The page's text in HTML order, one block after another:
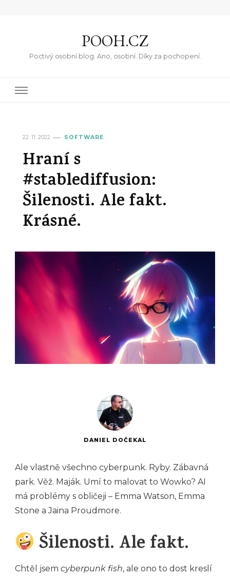
POOH.CZ
Poctivý osobní blog. Ano, osobní. Díky za pochopení.
22. 11. 2022 SOFTWARE
Hraní s
#stablediffusion:
Šilenosti. Ale fakt.
Krásné.
DANIEL DOČEKAL
Ale vlastně všechno cyberpunk. Ryby. Zábavná
park. Věž. Maják. Umí to malovat to Wowko? AI
má problémy s obličeji – Emma Watson, Emma
Stone a Jaina Proudmore.
Šilenosti. Ale fakt.
Chtěl jsem cyberpunk fish, ale ono to dost kreslí